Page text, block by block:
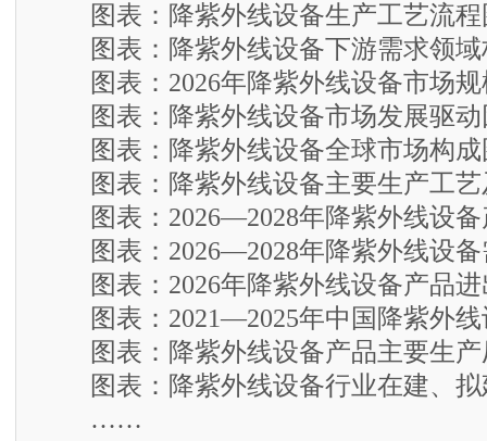
图表：降紫外线设备生产工艺流程
图表：降紫外线设备下游需求领域
图表：2026年降紫外线设备市场规
图表：降紫外线设备市场发展驱动
图表：降紫外线设备全球市场构成
图表：降紫外线设备主要生产工艺
图表：2026—2028年降紫外线设备
图表：2026—2028年降紫外线设备
图表：2026年降紫外线设备产品进
图表：2021—2025年中国降紫外线
图表：降紫外线设备产品主要生产
图表：降紫外线设备行业在建、拟
……